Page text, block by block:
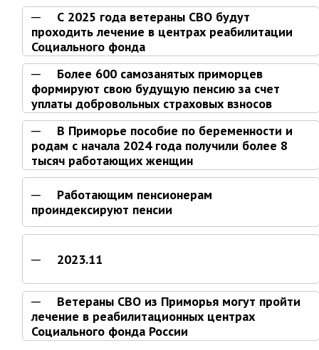
Приёмная
РАБОТА С ОБЩЕСТВЕННОСТЬЮ
Общественная приемная
Информационные встречи
Пресс-конференции
Общественная палата
Некоммерческие организации
Редакция газеты «Вести»
Органы власти
Дума МОГП
Избирательная комиссия
Суд
Прокуратура г. Партизанска
Противодействие экстремизму
С 2025 года ветераны СВО будут
проходить лечение в центрах реабилитации
Социального фонда
Более 600 самозанятых приморцев
формируют свою будущую пенсию за счет
уплаты добровольных страховых взносов
В Приморье пособие по беременности и
родам с начала 2024 года получили более 8
тысяч работающих женщин
Работающим пенсионерам
проиндексируют пенсии
2023.11
Ветераны СВО из Приморья могут пройти
лечение в реабилитационных центрах
Социального фонда России
Более 70